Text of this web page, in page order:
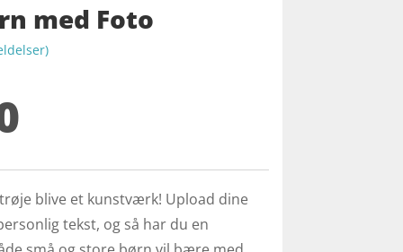
med Foto
blive et kunstværk! Upload dine
tekst, og så har du en